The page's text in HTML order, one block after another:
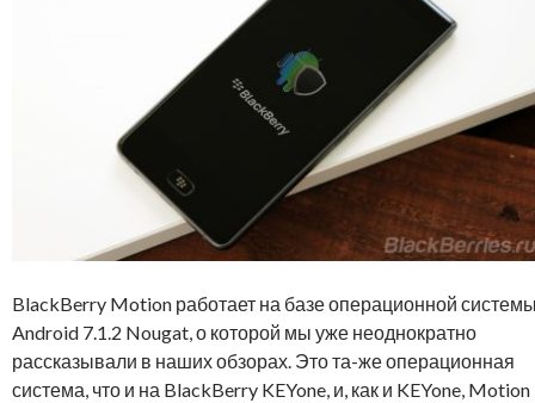
BlackBerry Motion работает на базе операционной
Android 7.1.2 Nougat, о которой мы уже неоднократно
рассказывали в наших обзорах. Это та-же операционная
система, что и на BlackBerry KEYone, и, как и KEYone, Motion